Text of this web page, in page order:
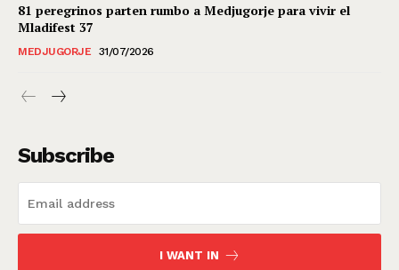
81 peregrinos parten rumbo a Medjugorje para vivir el
Mladifest 37
MEDJUGORJE 31/07/2026
Subscribe
I WANT IN